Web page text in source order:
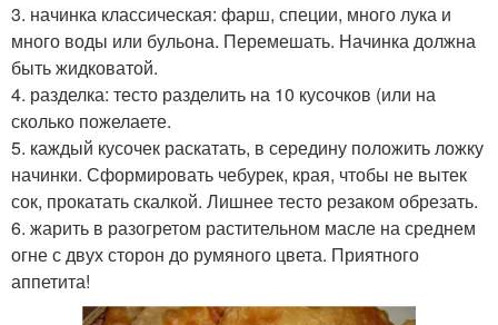
3. начинка классическая: фарш, специи, много лука и
много воды или бульона. Перемешать. Начинка должна
быть жидковатой.
4. разделка: тесто разделить на 10 кусочков (или на
сколько пожелаете.
5. каждый кусочек раскатать, в середину положить ложку
начинки. Сформировать чебурек, края, чтобы не вытек
сок, прокатать скалкой. Лишнее тесто резаком обрезать.
6. жарить в разогретом растительном масле на среднем
огне с двух сторон до румяного цвета. Приятного
аппетита!